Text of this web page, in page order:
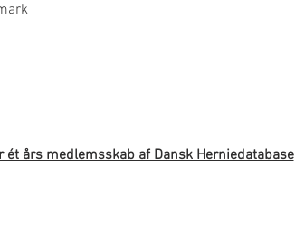
års medlemsskab af Dansk Herniedatabase